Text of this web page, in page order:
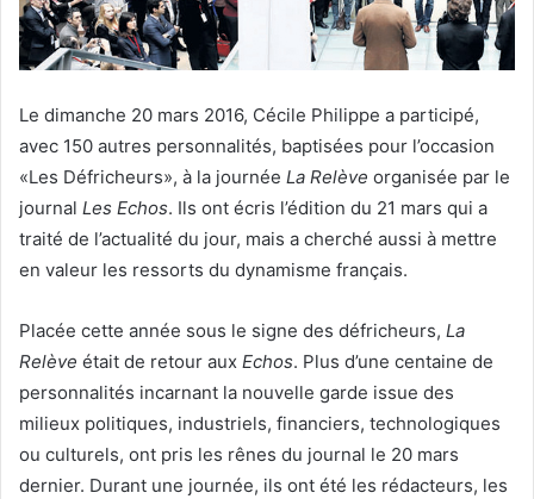
Le dimanche 20 mars 2016, Cécile Philippe a participé,
avec 150 autres personnalités, baptisées pour l’occasion
«Les Défricheurs», à la journée La Relève organisée par le
journal Les Echos. Ils ont écris l’édition du 21 mars qui a
traité de l’actualité du jour, mais a cherché aussi à mettre
en valeur les ressorts du dynamisme français.
Placée cette année sous le signe des défricheurs, La
Relève était de retour aux Echos. Plus d’une centaine de
personnalités incarnant la nouvelle garde issue des
milieux politiques, industriels, financiers, technologiques
ou culturels, ont pris les rênes du journal le 20 mars
dernier. Durant une journée, ils ont été les rédacteurs, les